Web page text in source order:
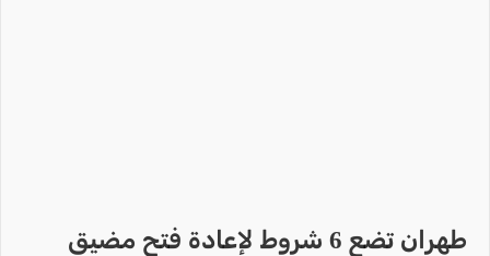
طهران تضع 6 شروط لإعادة فتح مضيق